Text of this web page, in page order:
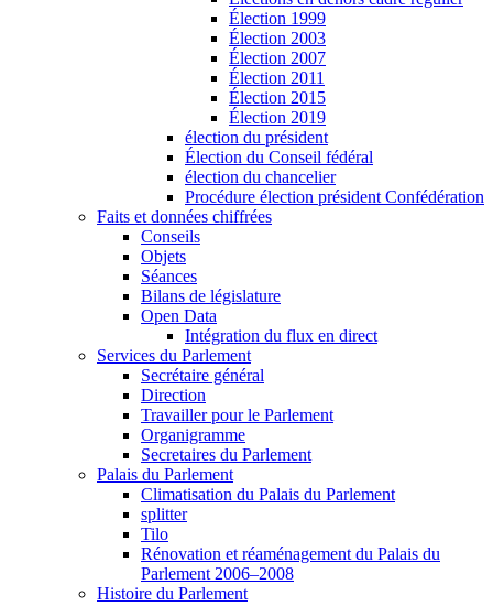
Élection 1999
Élection 2003
Élection 2007
Élection 2011
Élection 2015
Élection 2019
élection du président
Élection du Conseil fédéral
élection du chancelier
Procédure élection président Confédération
Faits et données chiffrées
Conseils
Objets
Séances
Bilans de législature
Open Data
Intégration du flux en direct
Services du Parlement
Secrétaire général
Direction
Travailler pour le Parlement
Organigramme
Secretaires du Parlement
Palais du Parlement
Climatisation du Palais du Parlement
splitter
Tilo
Rénovation et réaménagement du Palais du
Parlement 2006–2008
Histoire du Parlement